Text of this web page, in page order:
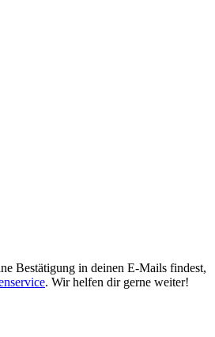
Bestätigung in deinen E-Mails findest,
. Wir helfen dir gerne weiter!